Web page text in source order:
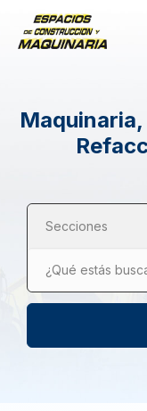
Secciones
¿Qué estás